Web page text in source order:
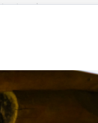
izmaksu
no
tika meklēts